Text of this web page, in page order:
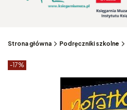
Strona główna Podręczniki szkolne
Etykiety produktu
-17%